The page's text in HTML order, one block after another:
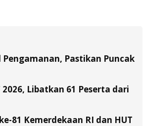
Pastikan Puncak
Libatkan 61 Peserta dari
81 Kemerdekaan RI dan HUT